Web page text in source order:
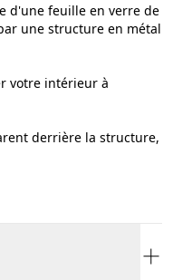
d'une feuille en verre de
une structure en métal
votre intérieur à
derrière la structure,